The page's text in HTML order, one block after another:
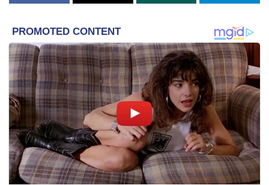
“Statistik kes HFMD telah meningkat iaitu 40,198 kes hari
Setakat ini, tidak ada keperluan untuk menutup sekolah di
seluruh negara,” katanya kepada pemberita selepas
melawat Hospital Queen Elizabeth (HQE) di sini hari ini.
Dzulkefly ditanya pemberita jika Kementerian Kesihatan
akan mengarahkan semua sekolah di seluruh negara
ditutup berikutan jumlah kes HFMD yang semakin
meningkat.
Beliau turut memberitahu sebanyak sembilan sekolah